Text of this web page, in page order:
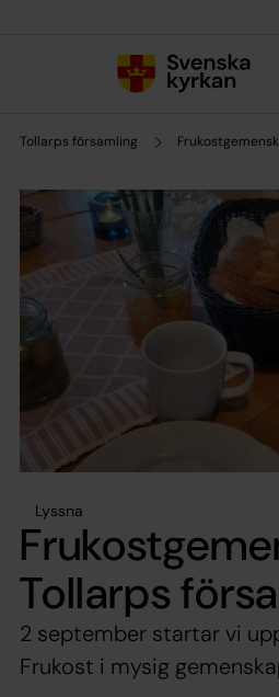
Tollarps församling
Lyssna
Tollarps
2 september startar vi
Frukost i mysig